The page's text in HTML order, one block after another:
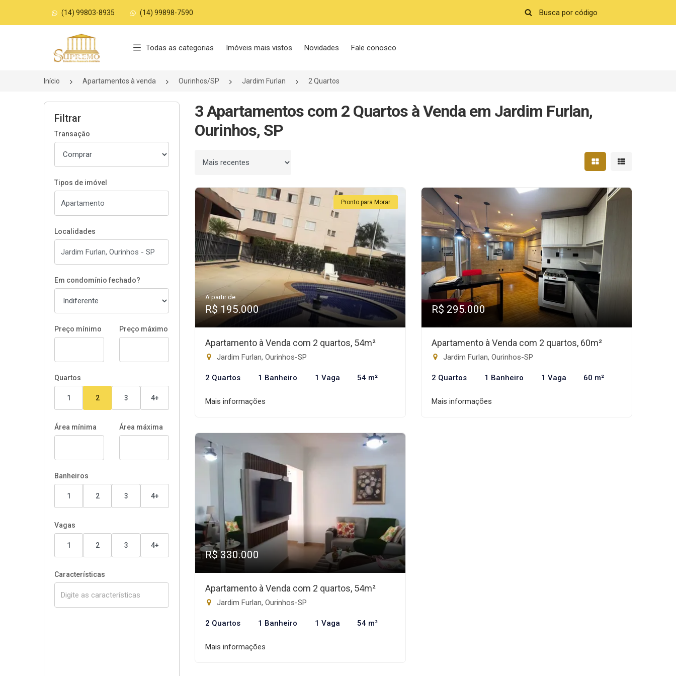
(14) 99803-8935 (14) 99898-7590
Página inicial
Todas as categorias Imóveis mais vistos Novidades Fale conosco
Início Apartamentos à venda Ourinhos/SP Jardim Furlan 2 Quartos
Filtrar
Transação
Tipos de imóvel
Localidades
Em condomínio fechado?
Preço mínimo Preço máximo
Quartos
1 2 3 4+
Área mínima Área máxima
Banheiros
1 2 3 4+
Vagas
1 2 3 4+
Características
3 Apartamentos com 2 Quartos à Venda em Jardim Furlan,
Ourinhos, SP
Ordenar por Mostrar resultados em
Mostrar
Pronto para Morar
A partir de:
R$ 195.000
Apartamento à Venda com 2 quartos, 54m²
Jardim Furlan, Ourinhos-SP
2 Quartos 1 Banheiro 1 Vaga 54 m²
Mais informações
R$ 295.000
Apartamento à Venda com 2 quartos, 60m²
Jardim Furlan, Ourinhos-SP
2 Quartos 1 Banheiro 1 Vaga 60 m²
Mais informações
R$ 330.000
Apartamento à Venda com 2 quartos, 54m²
Jardim Furlan, Ourinhos-SP
2 Quartos 1 Banheiro 1 Vaga 54 m²
Mais informações